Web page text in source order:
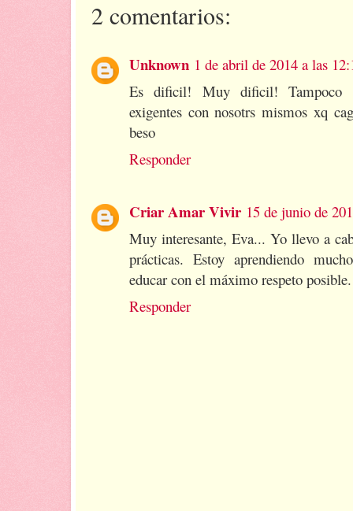
2 comentarios:
Unknown 1 de abril de 2014 a las
Es dificil! Muy dificil! Tampoco
exigentes con nosotrs mismos xq
beso
Responder
Criar Amar Vivir 15 de junio de
Muy interesante, Eva... Yo llevo a
prácticas. Estoy aprendiendo
educar con el máximo respeto
Responder